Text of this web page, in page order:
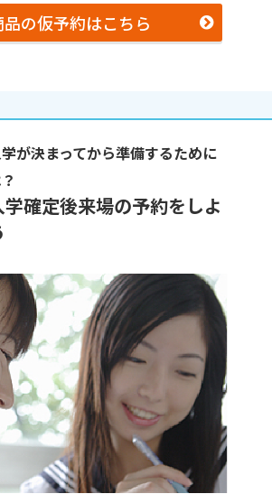
品の仮予約はこちら
が決まってから準備するために
学確定後来場の予約をしよ